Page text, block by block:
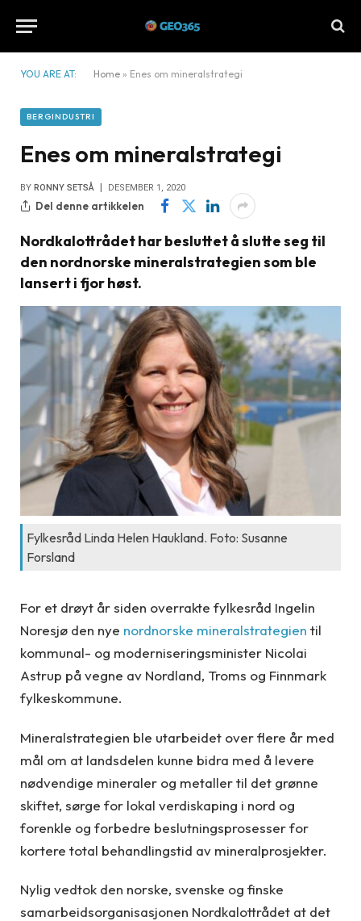
YOU ARE AT: Home » Enes om mineralstrategi
BERGINDUSTRI
Enes om mineralstrategi
BY RONNY SETSÅ DESEMBER 1, 2020
Del denne artikkelen
Nordkalottrådet har besluttet å slutte seg til
den nordnorske mineralstrategien som ble
lansert i fjor høst.
Fylkesråd Linda Helen Haukland. Foto: Susanne
Forsland
For et drøyt år siden overrakte fylkesråd Ingelin
Noresjø den nye nordnorske mineralstrategien til
kommunal- og moderniseringsminister Nicolai
Astrup på vegne av Nordland, Troms og Finnmark
fylkeskommune.
Mineralstrategien ble utarbeidet over flere år med
mål om at landsdelen kunne bidra med å levere
nødvendige mineraler og metaller til det grønne
skiftet, sørge for lokal verdiskaping i nord og
forenkle og forbedre beslutningsprosesser for
kortere total behandlingstid av mineralprosjekter.
Nylig vedtok den norske, svenske og finske
samarbeidsorganisasjonen Nordkalottrådet at det